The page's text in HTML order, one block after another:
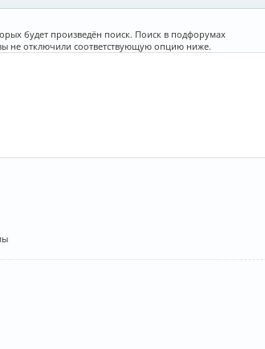
будет произведён поиск. Поиск в подфорумах
не отключили соответствующую опцию ниже.